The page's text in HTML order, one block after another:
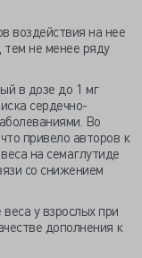
воздействия на нее
тем не менее ряду
в дозе до 1 мг
сердечно-
Во
привело авторов к
на семаглутиде
со снижением
у взрослых при
дополнения к